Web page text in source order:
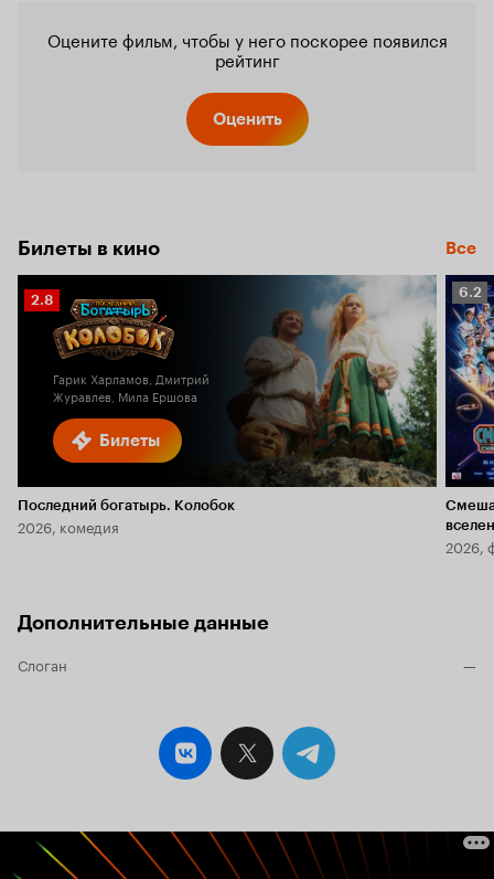
Оцените фильм, чтобы у него поскорее появился
рейтинг
Оценить
Билеты в кино Все
Билеты
Рейтинг
Кинопоиска
2.8
Гарик Харламов, Дмитрий
Журавлев, Мила Ершова
Последний богатырь. Колобок
2026, комедия
6.2
6.2
2026,
Дополнительные данные
Слоган —